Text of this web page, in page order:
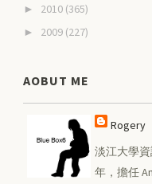
► 2010 (365)
► 2009 (227)
AOBUT ME
Rogery
淡江大學
年，擔任